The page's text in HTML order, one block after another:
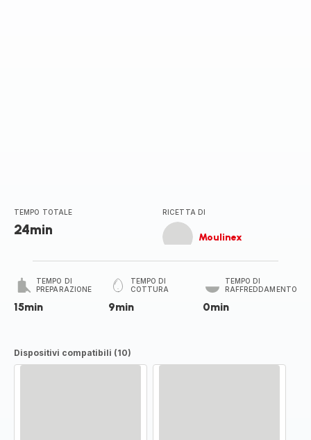
TEMPO TOTALE
24min
RICETTA DI
Moulinex
TEMPO DI
PREPARAZIONE
15min
TEMPO DI
COTTURA
9min
TEMPO DI
RAFFREDDAMENTO
0min
Dispositivi compatibili (10)